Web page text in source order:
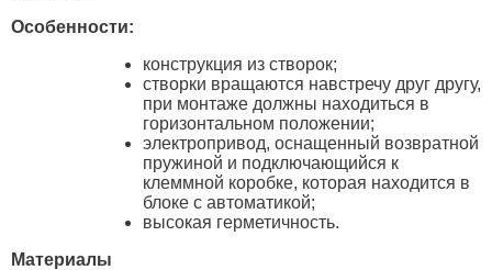
Особенности:
конструкция из створок;
створки вращаются навстречу друг другу,
при монтаже должны находиться в
горизонтальном положении;
электропривод, оснащенный возвратной
пружиной и подключающийся к
клеммной коробке, которая находится в
блоке с автоматикой;
высокая герметичность.
Материалы